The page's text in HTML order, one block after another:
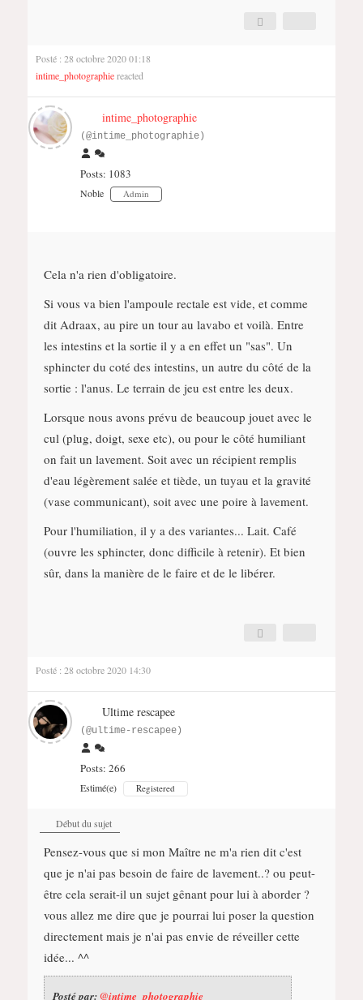
Posté : 28 octobre 2020 01:18
intime_photographiereacted
intime_photographie
(@intime_photographie)
Posts: 1083
Noble Admin
Cela n'a rien d'obligatoire.
Si vous va bien l'ampoule rectale est vide, et comme
dit Adraax, au pire un tour au lavabo et voilà. Entre
les intestins et la sortie il y a en effet un "sas". Un
sphincter du coté des intestins, un autre du côté de la
sortie : l'anus. Le terrain de jeu est entre les deux.
Lorsque nous avons prévu de beaucoup jouet avec le
cul (plug, doigt, sexe etc), ou pour le côté humiliant
on fait un lavement. Soit avec un récipient remplis
d'eau légèrement salée et tiède, un tuyau et la gravité
(vase communicant), soit avec une poire à lavement.
Pour l'humiliation, il y a des variantes... Lait. Café
(ouvre les sphincter, donc difficile à retenir). Et bien
sûr, dans la manière de le faire et de le libérer.
Posté : 28 octobre 2020 14:30
Ultime rescapee
(@ultime-rescapee)
Posts: 266
Estimé(e) Registered
Début du sujet
Pensez-vous que si mon Maître ne m'a rien dit c'est
que je n'ai pas besoin de faire de lavement..? ou peut-
être cela serait-il un sujet gênant pour lui à aborder ?
vous allez me dire que je pourrai lui poser la question
directement mais je n'ai pas envie de réveiller cette
idée... ^^
Posté par:@intime_photographie